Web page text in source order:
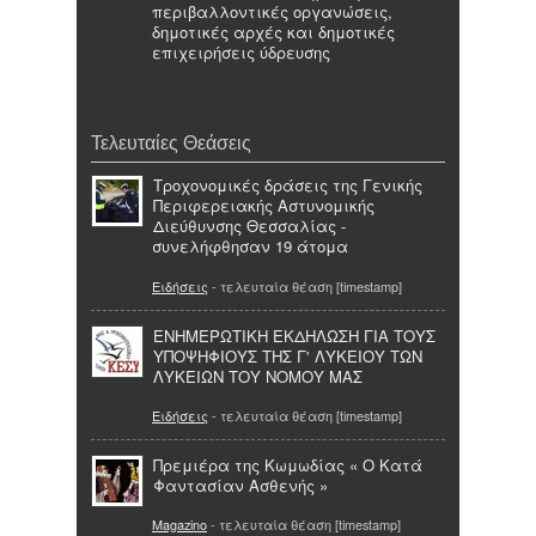
περιβαλλοντικές οργανώσεις,
δημοτικές αρχές και δημοτικές
επιχειρήσεις ύδρευσης
Τελευταίες Θεάσεις
Τροχονομικές δράσεις της Γενικής
Περιφερειακής Αστυνομικής
Διεύθυνσης Θεσσαλίας -
συνελήφθησαν 19 άτομα
Ειδήσεις - τελευταία θέαση [timestamp]
ΕΝΗΜΕΡΩΤΙΚH ΕΚΔHΛΩΣΗ ΓΙΑ ΤΟΥΣ
ΥΠΟΨHΦΙΟΥΣ ΤΗΣ Γ' ΛΥΚΕIΟΥ ΤΩΝ
ΛΥΚΕIΩΝ ΤΟΥ ΝΟΜΟY ΜΑΣ
Ειδήσεις - τελευταία θέαση [timestamp]
Πρεμιέρα της Κωμωδίας « Ο Κατά
Φαντασίαν Ασθενής »
Magazino- τελευταία θέαση [timestamp]